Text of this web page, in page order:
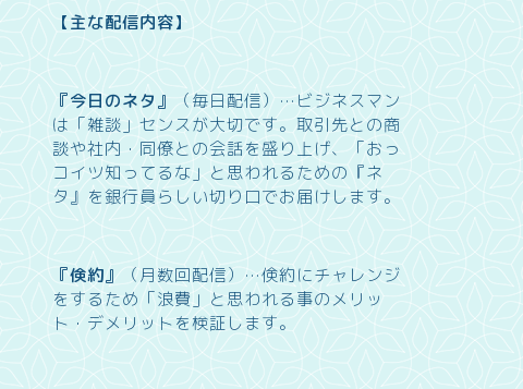
【主な配信内容】
『今日のネタ』 （毎日配信）… ビジネスマン
は「雑談」センスが大切です。取引先との商
談や社内・同僚との会話を盛り上げ、「おっ
コイツ知ってるな」と思われるための『ネ
タ』を銀行員らしい切り口でお届けします。
『倹約』 （月数回配信）…倹約にチャレンジ
をするため「浪費」と思われる事のメリッ
ト・デメリットを検証します。